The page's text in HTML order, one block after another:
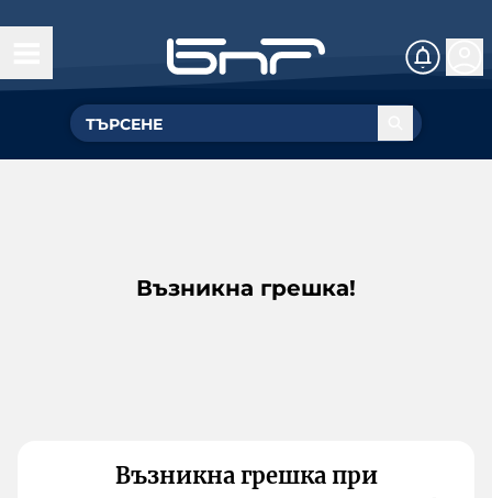
Възникна грешка!
Възникна грешка при